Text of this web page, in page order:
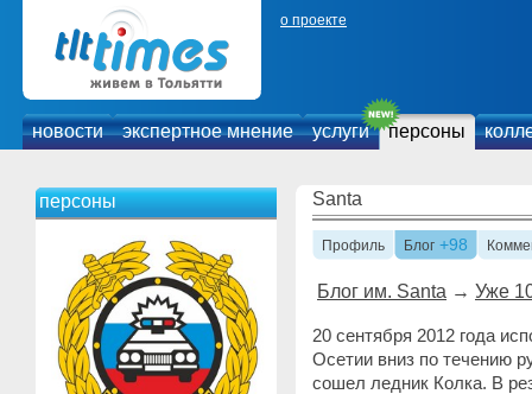
о проекте
новости экспертное мнение услуги персоны
персоны Santa
Профиль Блог +98
Блог им. Santa → Уже
20 сентября 2012 года
Осетии вниз по течению
сошел ледник Колка. В